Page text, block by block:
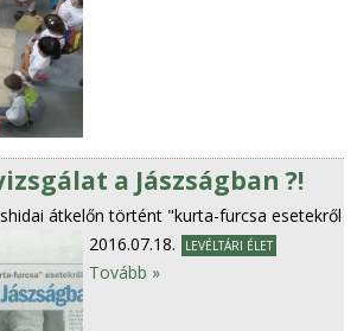
a Jászságban ?!
átkelőn történt "kurta-furcsa esetekről
2016.07.18.
LEVÉLTÁRI ÉLET
Tovább »